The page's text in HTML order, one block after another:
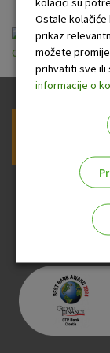
Prijava na
Ostale
prikaz
možete
prihvatiti sve ili
informacije o